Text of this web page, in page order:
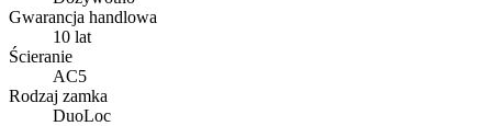
Gwarancja handlowa
10 lat
Ścieranie
AC5
Rodzaj zamka
DuoLoc